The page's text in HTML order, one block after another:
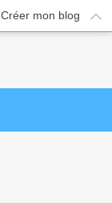
Créer mon blog